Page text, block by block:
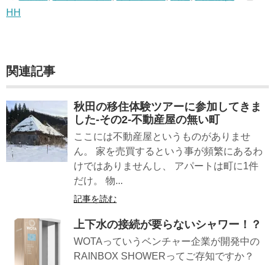
HH
関連記事
秋田の移住体験ツアーに参加してきま
した-その2-不動産屋の無い町
ここには不動産屋というものがありませ
ん。 家を売買するという事が頻繁にあるわ
けではありませんし、 アパートは町に1件
だけ。 物...
記事を読む
上下水の接続が要らないシャワー！？
WOTAっていうベンチャー企業が開発中の
RAINBOX SHOWERってご存知ですか？